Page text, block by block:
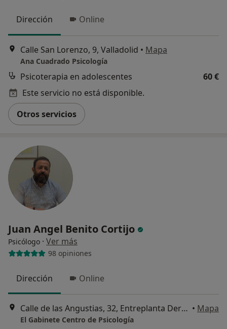
Dirección Online
Calle San Lorenzo, 9, Valladolid • Mapa
Ana Cuadrado Psicología
Psicoterapia en adolescentes
60 €
Este servicio no está disponible.
Otros servicios
Juan Angel Benito Cortijo
Psicólogo · Ver más
98 opiniones
Dirección Online
Calle de las Angustias, 32, Entreplanta Derecha, Valladolid • Mapa
El Gabinete Centro de Psicología